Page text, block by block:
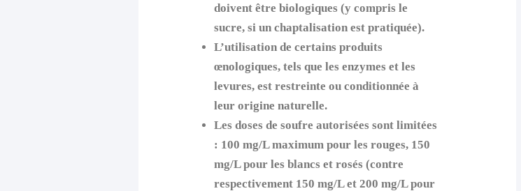
doivent être biologiques (y compris le
sucre, si un chaptalisation est pratiquée).
L’utilisation de certains produits
œnologiques, tels que les enzymes et les
levures, est restreinte ou conditionnée à
leur origine naturelle.
Les doses de soufre autorisées sont limitées
: 100 mg/L maximum pour les rouges, 150
mg/L pour les blancs et rosés (contre
respectivement 150 mg/L et 200 mg/L pour